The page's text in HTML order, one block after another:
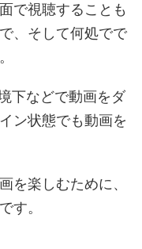
で視聴することも
、そして何処でで
下などで動画をダ
ン状態でも動画を
を楽しむために、
す。